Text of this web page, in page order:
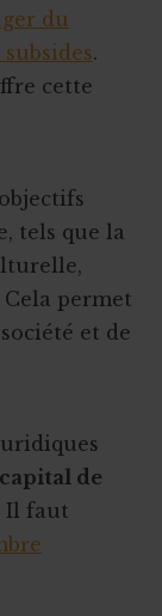
du
.
cette
tels que la
permet
et de
de
Il faut